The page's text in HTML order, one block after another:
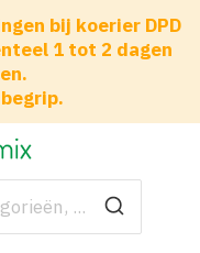
bij koerier DPD
1 tot 2 dagen